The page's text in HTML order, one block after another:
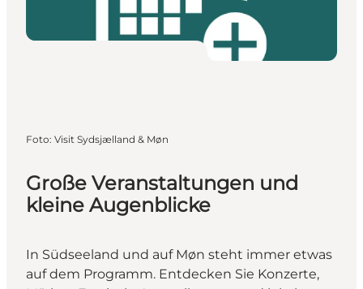
Foto: Visit Sydsjælland & Møn
Große Veranstaltungen und
kleine Augenblicke
In Südseeland und auf Møn steht immer etwas
auf dem Programm. Entdecken Sie Konzerte,